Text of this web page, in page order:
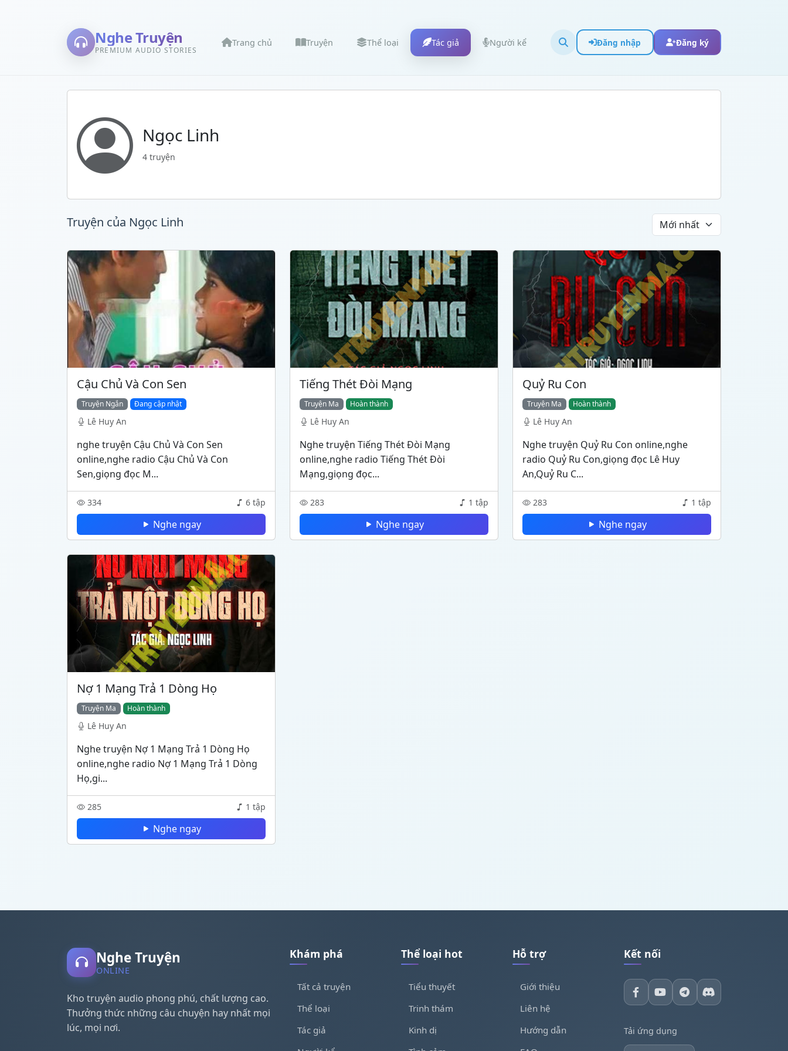
Nghe Truyện
PREMIUM AUDIO STORIES
Trang chủ Truyện Thể loại Tác giả Người kể Đăng nhập Đăng ký
Ngọc Linh
4 truyện
Truyện của Ngọc Linh
Cậu Chủ Và Con Sen
Truyện Ngắn Đang cập nhật
Lê Huy An
nghe truyện Cậu Chủ Và Con Sen
online,nghe radio Cậu Chủ Và Con
Sen,giọng đọc M...
334 6 tập
Nghe ngay
Tiếng Thét Đòi Mạng
Truyện Ma Hoàn thành
Lê Huy An
Nghe truyện Tiếng Thét Đòi Mạng
online,nghe radio Tiếng Thét Đòi
Mạng,giọng đọc...
283 1 tập
Nghe ngay
Quỷ Ru Con
Truyện Ma Hoàn thành
Lê Huy An
Nghe truyện Quỷ Ru Con online,nghe
radio Quỷ Ru Con,giọng đọc Lê Huy
An,Quỷ Ru C...
283 1 tập
Nghe ngay
Nợ 1 Mạng Trả 1 Dòng Họ
Truyện Ma Hoàn thành
Lê Huy An
Nghe truyện Nợ 1 Mạng Trả 1 Dòng Họ
online,nghe radio Nợ 1 Mạng Trả 1 Dòng
Họ,gi...
285 1 tập
Nghe ngay
Nghe Truyện
ONLINE
Kho truyện audio phong phú, chất lượng cao.
Thưởng thức những câu chuyện hay nhất mọi
lúc, mọi nơi.
Khám phá
Tất cả truyện
Thể loại
Tác giả
Thể loại hot
Tiểu thuyết
Trinh thám
Kinh dị
Hỗ trợ
Giới thiệu
Liên hệ
Hướng dẫn
Kết nối
Tải ứng dụng